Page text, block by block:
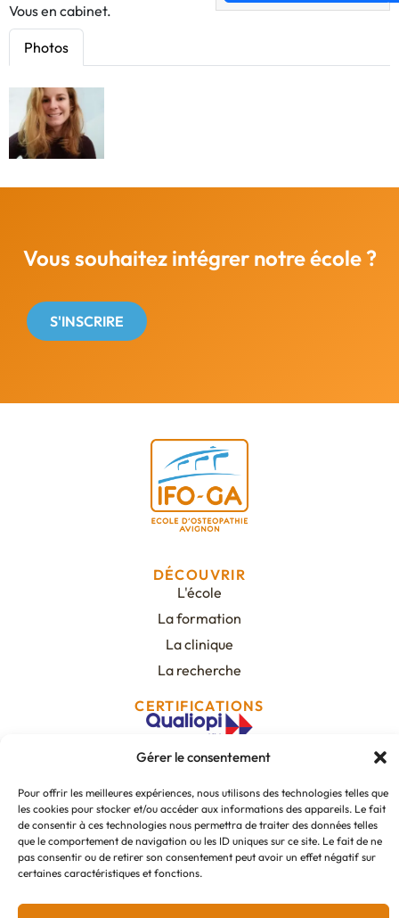
Gérer le consentement
Pour offrir les meilleures expériences, nous utilisons des technologies telles que
les cookies pour stocker et/ou accéder aux informations des appareils. Le fait
de consentir à ces technologies nous permettra de traiter des données telles
que le comportement de navigation ou les ID uniques sur ce site. Le fait de ne
pas consentir ou de retirer son consentement peut avoir un effet négatif sur
certaines caractéristiques et fonctions.
Vous en cabinet.
Photos
Vous souhaitez intégrer notre école ?
S'INSCRIRE
DÉCOUVRIR
L'école
La formation
La clinique
La recherche
CERTIFICATIONS
CONTACT
NOUS SUIVRE